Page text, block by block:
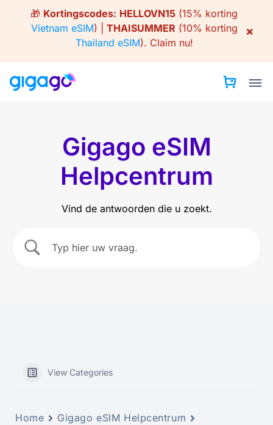
🎁 Kortingscodes: HELLOVN15 (15% korting
Vietnam eSIM) | THAISUMMER (10% korting
Thailand eSIM). Claim nu!
×
Gigago eSIM
Helpcentrum
Vind de antwoorden die u zoekt.
View Categories
Home
Gigago eSIM Helpcentrum